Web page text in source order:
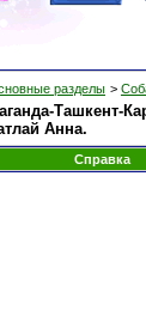
разделы >
Ташкент-
Анна.
Справка